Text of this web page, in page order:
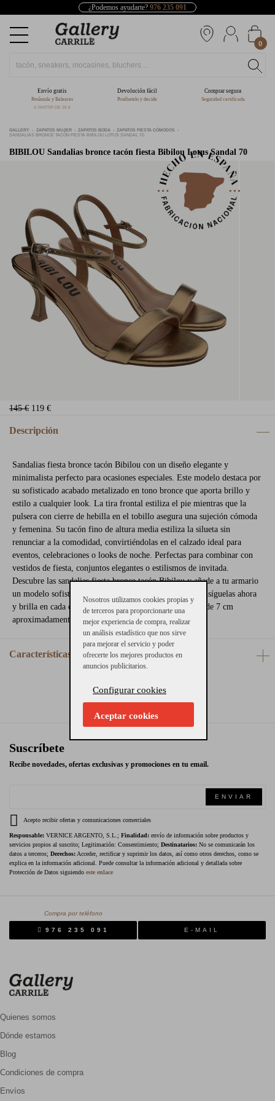
¿Podemos ayudarte? 976 235 091
0
Envío gratis
Península y Baleares
A PARTIR DE 39 €
Devolución fácil
Pruébatelo y decide
Comprar segura
Seguridad certificada
GALLERY ZAPATOS MUJER ZAPATOS BODA
ZAPATOS FIESTA CÓMODOS
SANDALIAS BRONCE TACÓN FIESTA BIBILOU LOTUS SANDAL 70
BIBILOU Sandalias bronce tacón fiesta Bibilou Lotus Sandal 70
145 € 119 €
Descripción
Sandalias fiesta bronce tacón Bibilou con un diseño elegante y
minimalista perfecto para ocasiones especiales. Este modelo destaca por
su sofisticado acabado metalizado en tono bronce que aporta brillo y
estilo a cualquier look. La tira frontal estiliza el pie mientras que la
pulsera con cierre de hebilla en el tobillo asegura una sujeción cómoda
y femenina. Su tacón fino de altura media estiliza la silueta sin
renunciar a la comodidad, convirtiéndolas en el calzado ideal para
eventos, celebraciones o looks de noche. Perfectas para combinar con
vestidos de fiesta, conjuntos elegantes o estilismos de invitada.
Descubre las sandalias fiesta bronce tacón Bibilou y añade a tu armario
un modelo sofisticado, versátil y lleno de glamour. ¡Consíguelas ahora
y brilla en cada ocasión especial! La altura del tacón es de 7 cm
aproximadamente.
Características
Suscríbete
Recibe novedades, ofertas exclusivas y promociones en tu email.
ENVIAR
Acepto recibir ofertas y comunicaciones comerciales
Responsable: VERNICE ARGENTO, S.L.; Finalidad: envío de información sobre productos y
servicios propios al suscrito; Legitimación: Consentimiento; Destinatarios: No se comunicarán los
datos a terceros; Derechos: Acceder, rectificar y suprimir los datos, así como otros derechos, como se
explica en la información adicional. Puede consultar la información adicional y detallada sobre
Protección de Datos siguiendo este enlace
Compra por teléfono
976 235 091 E-MAIL
Quienes somos
Dónde estamos
Blog
Condiciones de compra
Envíos
Nosotros utilizamos cookies propias y
de terceros para proporcionarte una
mejor experiencia de compra, realizar
un análisis estadístico que nos sirve
para mejorar el servicio y poder
ofrecerte los mejores productos en
anuncios publicitarios.
Configurar cookies
Aceptar cookies